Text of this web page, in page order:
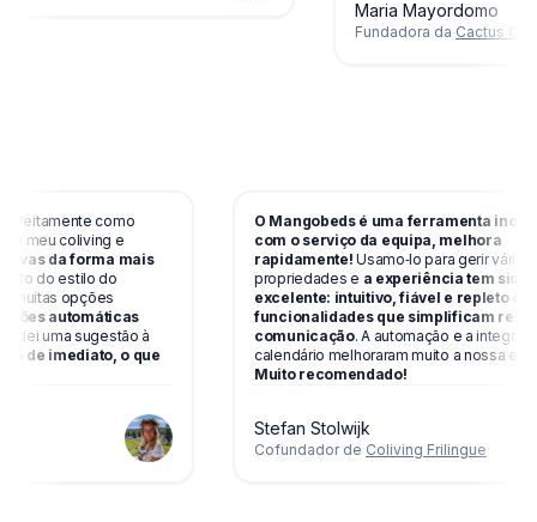
Maria Mayordomo
Fundadora daCactus
como
o meu coliving e
da forma mais
do estilo do
muitas opções
automáticas
dei uma sugestão à
de imediato, o que
O Mangobeds é uma ferramenta
com o serviço da equipa, melhora
rapidamente!Usamo‑lo para gerir
propriedades e a experiência tem
excelente: intuitivo, fiável e repleto
funcionalidades que simplificam
comunicação. A automação e a
calendário melhoraram muito a nossa
Muito recomendado!
Stefan Stolwijk
Cofundador deColiving Frilingue